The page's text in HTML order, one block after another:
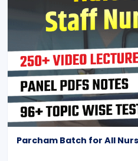
Parcham Batch for All